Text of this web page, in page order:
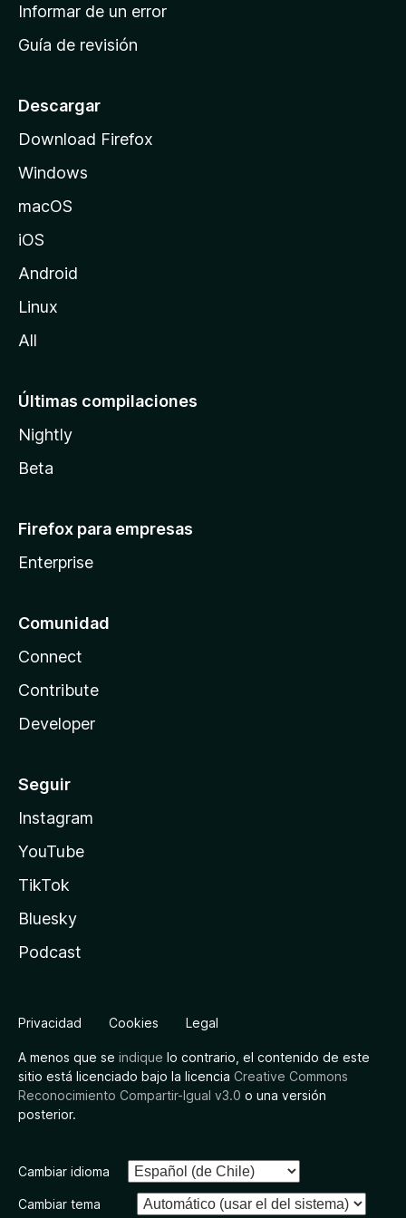
c
o
e
M
i
l
Informar de un error
Guía de revisión
Descargar
Download Firefox
Windows
macOS
iOS
Android
Linux
All
Últimas compilaciones
Nightly
Beta
Firefox para empresas
Enterprise
Comunidad
Connect
Contribute
Developer
Seguir
Instagram
YouTube
TikTok
Bluesky
Podcast
Privacidad Cookies Legal
A menos que se indique lo contrario, el contenido de este
sitio está licenciado bajo la licencia Creative Commons
Reconocimiento Compartir-Igual v3.0 o una versión
posterior.
Cambiar idioma
Cambiar tema